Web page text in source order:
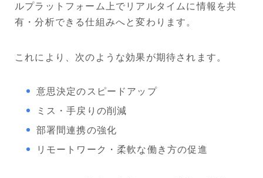
ルプラットフォーム上でリアルタイムに情報を共
有・分析できる仕組みへと変わります。
これにより、次のような効果が期待されます。
意思決定のスピードアップ
ミス・手戻りの削減
部署間連携の強化
リモートワーク・柔軟な働き方の促進